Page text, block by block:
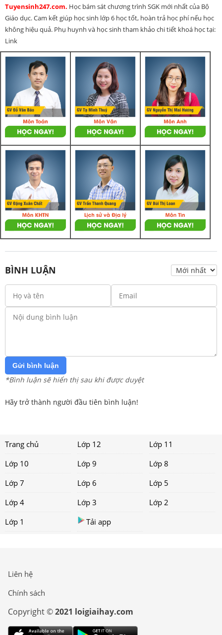
Tuyensinh247.com. Học bám sát chương trình SGK mới nhất của Bộ
Giáo dục. Cam kết giúp học sinh lớp 6 học tốt, hoàn trả học phí nếu học
không hiệu quả. Phụ huynh và học sinh tham khảo chi tiết khoá học tại:
Link
BÌNH LUẬN
Gửi bình luận
*Bình luận sẽ hiển thị sau khi được duyệt
Hãy trở thành người đầu tiên bình luận!
Trang chủ Lớp 12
Lớp 11
Lớp 10
Lớp 9
Lớp 8
Lớp 7
Lớp 6
Lớp 5
Lớp 4
Lớp 3
Lớp 2
Lớp 1
Tải app
Liên hệ
Chính sách
Copyright ©2021 loigiaihay.com